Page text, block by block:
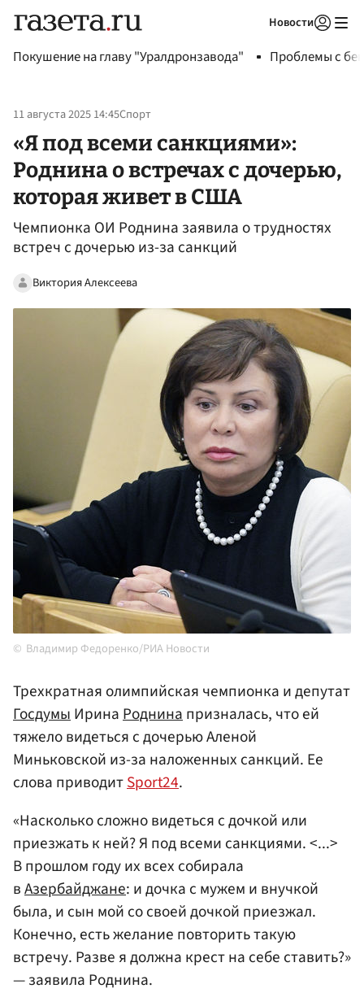
Новости
Покушение на главу "Уралдронзавода" Проблемы с
11 августа 2025 14:45Спорт
«Я под всеми санкциями»:
Роднина о встречах с дочерью,
которая живет в США
Чемпионка ОИ Роднина заявила о трудностях
встреч с дочерью из-за санкций
Виктория Алексеева
Владимир Федоренко/РИА Новости
Трехкратная олимпийская чемпионка и депутат
ГосдумыИринаРоднинапризналась, что ей
тяжело видеться с дочерью Аленой
Миньковской из-за наложенных санкций. Ее
слова приводитSport24.
«Насколько сложно видеться с дочкой или
приезжать к ней? Я под всеми санкциями. <...>
В прошлом году их всех собирала
вАзербайджане: и дочка с мужем и внучкой
была, и сын мой со своей дочкой приезжал.
Конечно, есть желание повторить такую
встречу. Разве я должна крест на себе ставить?»
— заявила Роднина.